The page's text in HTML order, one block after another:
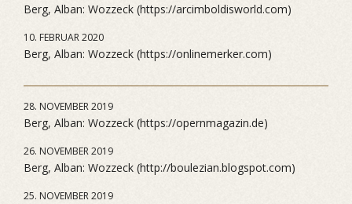
Berg, Alban: Wozzeck (https://arcimboldisworld.com)
10. FEBRUAR 2020
Berg, Alban: Wozzeck (https://onlinemerker.com)
28. NOVEMBER 2019
Berg, Alban: Wozzeck (https://opernmagazin.de)
26. NOVEMBER 2019
Berg, Alban: Wozzeck (http://boulezian.blogspot.com)
25. NOVEMBER 2019